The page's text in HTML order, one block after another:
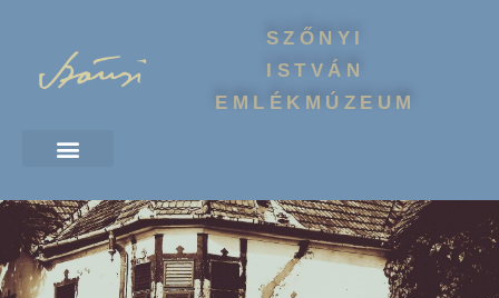
SZŐNYI
ISTVÁN
EMLÉKMÚZEUM